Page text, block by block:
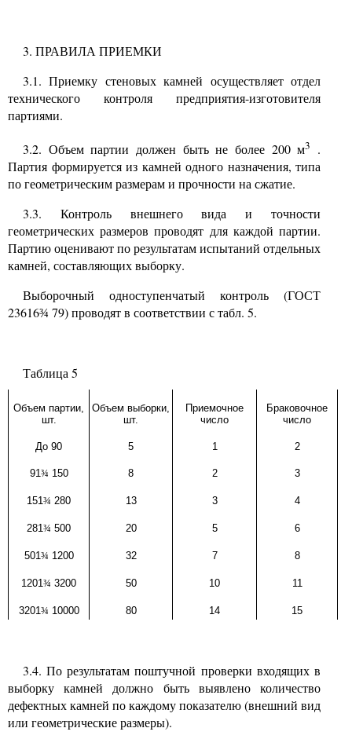
3. ПРАВИЛА ПРИЕМКИ
3.1. Приемку стеновых камней осуществляет отдел
технического контроля предприятия-изготовителя
партиями.
3.2. Объем партии должен быть не более 200 м3
.
Партия формируется из камней одного назначения, типа
по геометрическим размерам и прочности на сжатие.
3.3. Контроль внешнего вида и точности
геометрических размеров проводят для каждой партии.
Партию оценивают по результатам испытаний отдельных
камней, составляющих выборку.
Выборочный одноступенчатый контроль (ГОСТ
23616¾ 79) проводят в соответствии с табл. 5.
Таблица 5
Объем партии,
шт.
Объем выборки,
шт.
Приемочное
число
Браковочное
число
До 90 5 1 2
91¾ 150 8 2 3
151¾ 280 13 3 4
281¾ 500 20 5 6
501¾ 1200 32 7 8
1201¾ 3200 50 10 11
3201¾ 10000 80 14 15
3.4. По результатам поштучной проверки входящих в
выборку камней должно быть выявлено количество
дефектных камней по каждому показателю (внешний вид
или геометрические размеры).